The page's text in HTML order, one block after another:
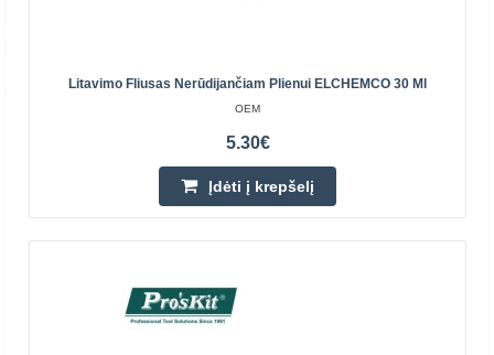
Perkamiausia
Litavimo Fliusas Nerūdijančiam Plienui ELCHEMCO 30 Ml
OEM
5.30€
Įdėti į krepšelį